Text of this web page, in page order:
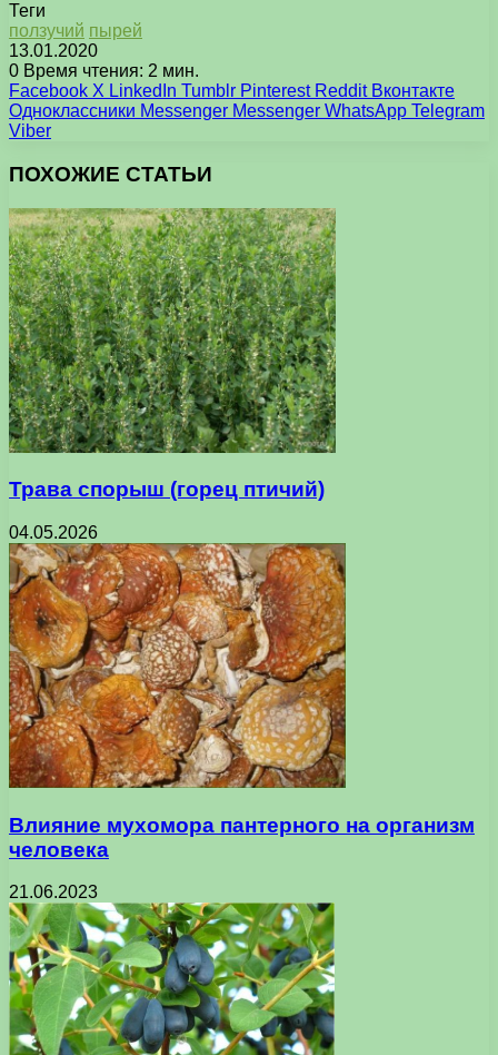
Теги
ползучий пырей
13.01.2020
0 Время чтения: 2 мин.
Facebook X LinkedIn Tumblr Pinterest Reddit Вконтакте
Одноклассники Messenger Messenger WhatsApp Telegram
Viber
ПОХОЖИЕ СТАТЬИ
Трава спорыш (горец птичий)
04.05.2026
Влияние мухомора пантерного на организм
человека
21.06.2023